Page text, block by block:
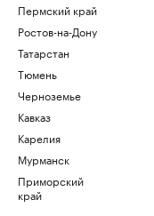
Пермский край
Ростов-на-Дону
Татарстан
Тюмень
Черноземье
Кавказ
Карелия
Мурманск
Приморский
край